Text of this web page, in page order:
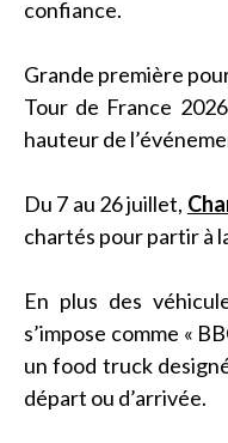
confiance.
Grande première
Tour de France
hauteur de
Du 7 au 26 juillet,
chartés pour partir à
En plus des
s’impose comme «
un food truck
départ ou d’arrivée.